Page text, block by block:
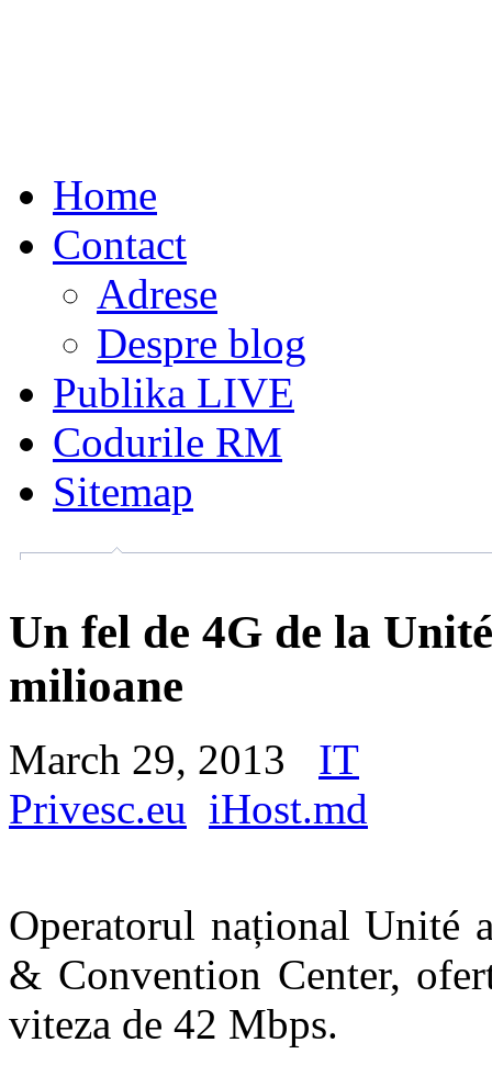
Home
Contact
Adrese
Despre blog
Publika LIVE
Codurile RM
Sitemap
Un fel de 4G de la
milioane
March 29, 2013
IT
Privesc.eu iHost.md
Operatorul național Unité
& Convention Center,
viteza de 42 Mbps.